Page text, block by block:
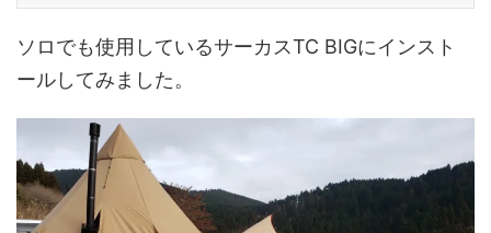
ソロでも使用しているサーカスTC BIGにインスト
ールしてみました。